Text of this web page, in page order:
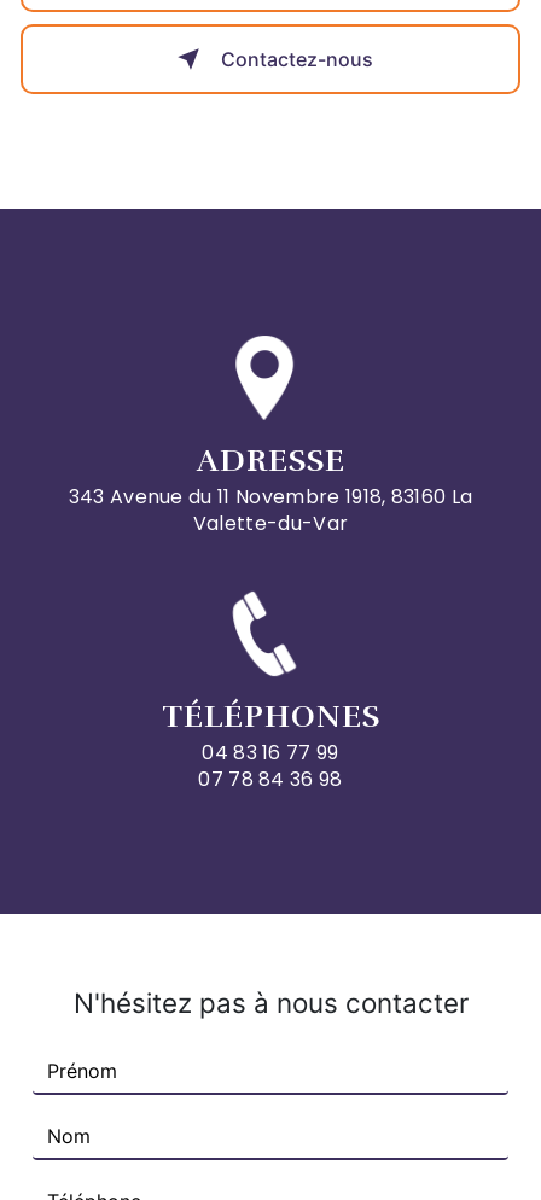
Contactez-nous
ADRESSE
343 Avenue du 11 Novembre 1918, 83160 La
Valette-du-Var
TÉLÉPHONES
04 83 16 77 99
07 78 84 36 98
N'hésitez pas à nous contacter